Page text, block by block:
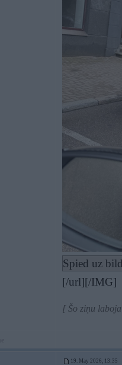
Spied uz
[/url][/IMG]
[ Šo ziņu
19. May 2026, 13:35